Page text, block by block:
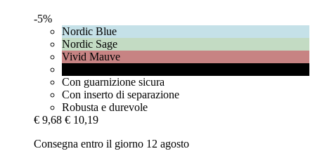
-5%
Nordic Blue
Nordic Sage
Vivid Mauve
Con guarnizione sicura
Con inserto di separazione
Robusta e durevole
€ 9,68 € 10,19
Consegna entro il giorno 12 agosto